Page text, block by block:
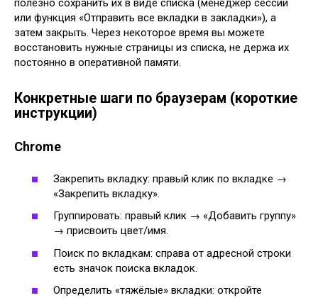
полезно сохранить их в виде списка (менеджер сессий
или функция «Отправить все вкладки в закладки»), а
затем закрыть. Через некоторое время вы можете
восстановить нужные страницы из списка, не держа их
постоянно в оперативной памяти.
Конкретные шаги по браузерам (короткие
инструкции)
Chrome
Закрепить вкладку: правый клик по вкладке →
«Закрепить вкладку».
Группировать: правый клик → «Добавить группу»
→ присвоить цвет/имя.
Поиск по вкладкам: справа от адресной строки
есть значок поиска вкладок.
Определить «тяжёлые» вкладки: откройте